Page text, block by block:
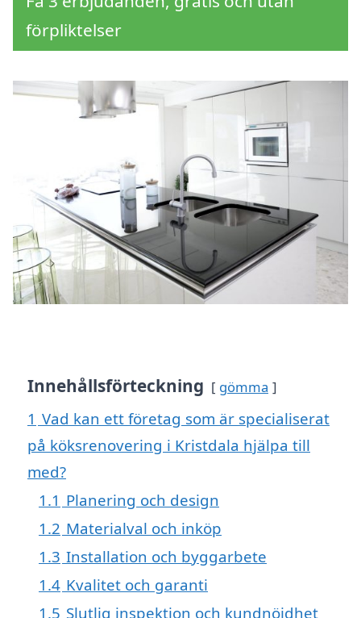
förpliktelser
Innehållsförteckning gömma
1 Vad kan ett företag som är specialiserat
på köksrenovering i Kristdala hjälpa till
med?
1.1 Planering och design
1.2 Materialval och inköp
1.3 Installation och byggarbete
1.4 Kvalitet och garanti
1.5 Slutlig inspektion och kundnöjdhet